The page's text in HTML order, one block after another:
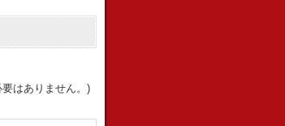
はありません。)